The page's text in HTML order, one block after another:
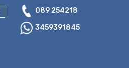
089 254218
3459391845